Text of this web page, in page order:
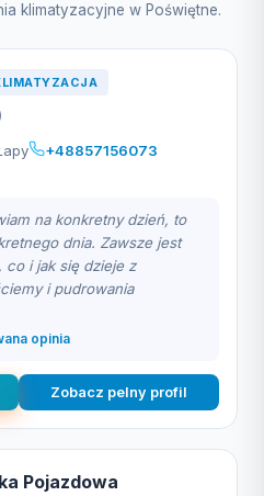
klimatyzacyjne w Poświętne.
+48857156073
na konkretny dzień, to
dnia. Zawsze jest
co i jak się dzieje z
i pudrowania
opinia
Zobacz pelny profil
Pojazdowa